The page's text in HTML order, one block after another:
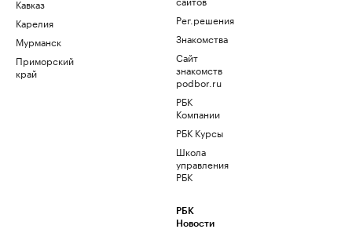
Кавказ
Карелия
Мурманск
Приморский
край
Рег.решения
Знакомства
Сайт
знакомств
podbor.ru
РБК
Компании
РБК Курсы
Школа
управления
РБК
РБК
Новости